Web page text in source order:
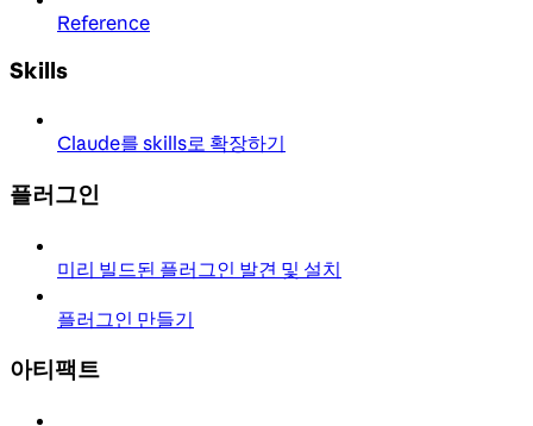
Reference
Skills
Claude를 skills로 확장하기
플러그인
미리 빌드된 플러그인 발견 및 설치
플러그인 만들기
아티팩트